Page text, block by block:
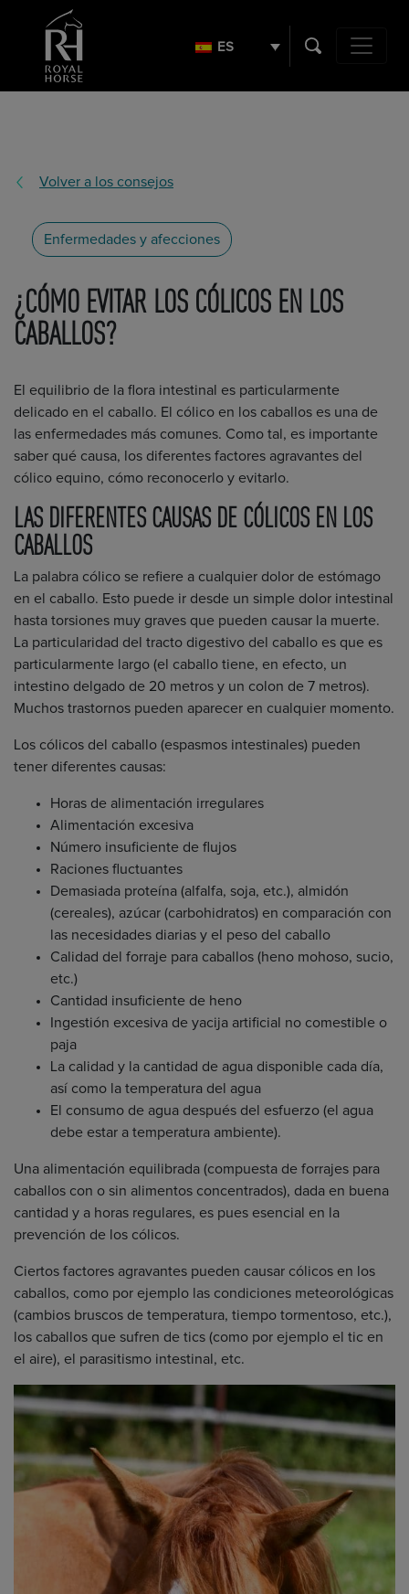
ES
Enfermedades y afecciones
Volver a los consejos
¿CÓMO EVITAR LOS CÓLICOS EN LOS
CABALLOS?
El equilibrio de la flora intestinal es particularmente
delicado en el caballo. El cólico en los caballos es una de
las enfermedades más comunes. Como tal, es importante
saber qué causa, los diferentes factores agravantes del
cólico equino, cómo reconocerlo y evitarlo.
LAS DIFERENTES CAUSAS DE CÓLICOS EN LOS
CABALLOS
La palabra cólico se refiere a cualquier dolor de estómago
en el caballo. Esto puede ir desde un simple dolor intestinal
hasta torsiones muy graves que pueden causar la muerte.
La particularidad del tracto digestivo del caballo es que es
particularmente largo (el caballo tiene, en efecto, un
intestino delgado de 20 metros y un colon de 7 metros).
Muchos trastornos pueden aparecer en cualquier momento.
Los cólicos del caballo (espasmos intestinales) pueden
tener diferentes causas:
Horas de alimentación irregulares
Alimentación excesiva
Número insuficiente de flujos
Raciones fluctuantes
Demasiada proteína (alfalfa, soja, etc.), almidón
(cereales), azúcar (carbohidratos) en comparación con
las necesidades diarias y el peso del caballo
Calidad del forraje para caballos (heno mohoso, sucio,
etc.)
Cantidad insuficiente de heno
Ingestión excesiva de yacija artificial no comestible o
paja
La calidad y la cantidad de agua disponible cada día,
así como la temperatura del agua
El consumo de agua después del esfuerzo (el agua
debe estar a temperatura ambiente).
Una alimentación equilibrada (compuesta de forrajes para
caballos con o sin alimentos concentrados), dada en buena
cantidad y a horas regulares, es pues esencial en la
prevención de los cólicos.
Ciertos factores agravantes pueden causar cólicos en los
caballos, como por ejemplo las condiciones meteorológicas
(cambios bruscos de temperatura, tiempo tormentoso, etc.),
los caballos que sufren de tics (como por ejemplo el tic en
el aire), el parasitismo intestinal, etc.